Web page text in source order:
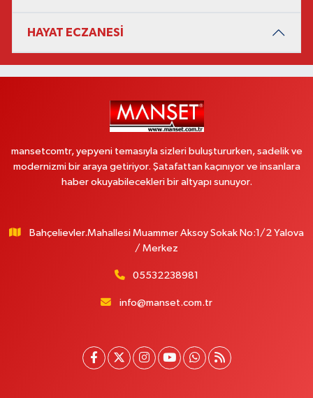
HAYAT ECZANESİ
mansetcomtr, yepyeni temasıyla sizleri buluştururken, sadelik ve
modernizmi bir araya getiriyor. Şatafattan kaçınıyor ve insanlara
haber okuyabilecekleri bir altyapı sunuyor.
Bahçelievler.Mahallesi Muammer Aksoy Sokak No:1/2 Yalova
/ Merkez
05532238981
info@manset.com.tr